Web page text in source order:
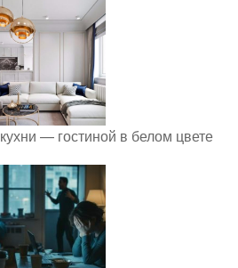
— гостиной в белом цвете